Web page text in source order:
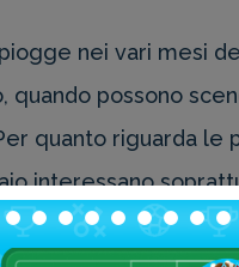
nei vari mesi
possono
quanto riguarda
interessano
ovest. Va